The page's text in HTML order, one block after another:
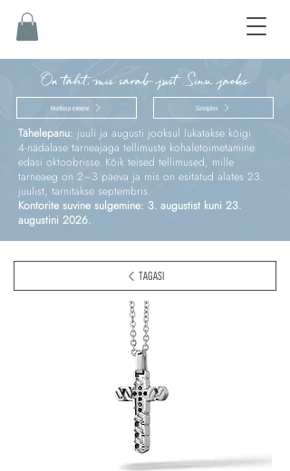
On täht, mis särab just Sinu jaoks
Kinnitus ja esimene Sünnipäev
Tähelepanu: juuli ja augusti jooksul lükatakse kõigi
4‑nädalase tarneajaga tellimuste kohaletoimetamine
edasi oktoobrisse. Kõik teised tellimused, mille
tarneaeg on 2–3 päeva ja mis on esitatud alates 23.
juulist, tarnitakse septembris.
Kontorite suvine sulgemine: 3. augustist kuni 23.
augustini 2026.
TAGASI